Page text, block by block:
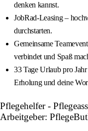
denken kannst.
JobRad-Leasing –
durchstarten.
Gemeinsame
verbindet und Spaß
33 Tage Urlaub pro
Erholung und deine
Pflegehelfer -
Arbeitgeber: